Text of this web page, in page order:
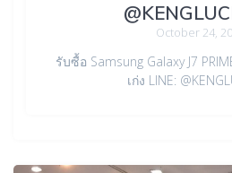
October 24,
รับซื้อ Samsung Galaxy J7
เก่ง LINE: